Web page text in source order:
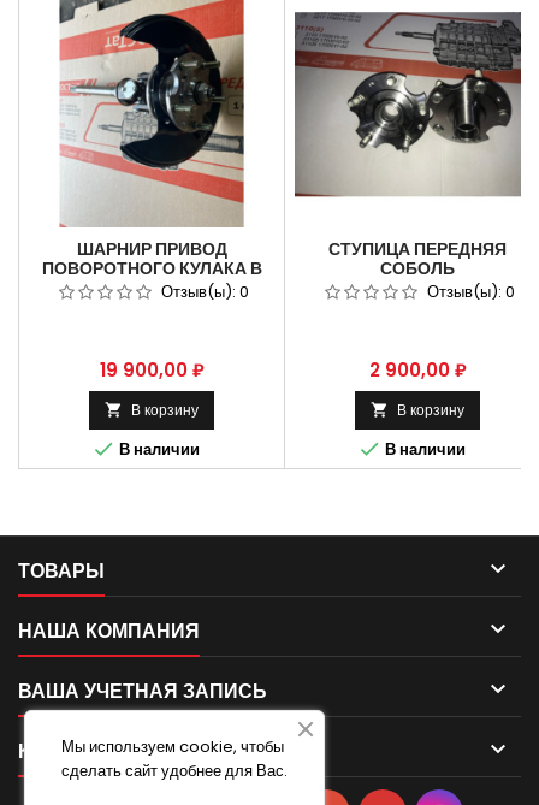
ШАРНИР ПРИВОД
ПОВОРОТНОГО КУЛАКА В
СБОРЕ ДЛЯ АВТОМОБИЛЯ
СОБОЛЬ 2217 4Х4 АБС
Отзыв(ы): 0
Цена
19 900,00 ₽
 В корзину
 В наличии
СТУПИЦА ПЕРЕДНЯЯ
СОБОЛЬ
ПОЛНОПРИВОДНЫЕ С
БОЛТАМИ АРТИКУЛ: 23107-
Отзыв(ы): 0
Цена
2 900,00 ₽
 В корзину
 В наличии
ТОВАРЫ 
НАША КОМПАНИЯ 
ВАША УЧЕТНАЯ ЗАПИСЬ 
КОНТАКТ 
Мы используем cookie, чтобы
сделать сайт удобнее для Вас.